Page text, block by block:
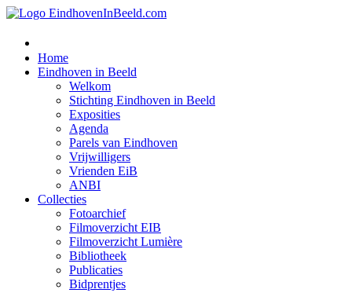
Home
Eindhoven in Beeld
Welkom
Stichting Eindhoven in Beeld
Exposities
Agenda
Parels van Eindhoven
Vrijwilligers
Vrienden EiB
ANBI
Collecties
Fotoarchief
Filmoverzicht EIB
Filmoverzicht Lumière
Bibliotheek
Publicaties
Bidprentjes